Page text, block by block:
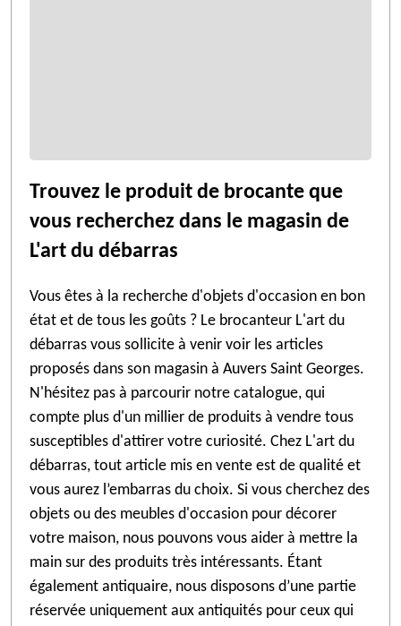
Trouvez le produit de brocante que
vous recherchez dans le magasin de
L'art du débarras
Vous êtes à la recherche d'objets d'occasion en bon
état et de tous les goûts ? Le brocanteur L'art du
débarras vous sollicite à venir voir les articles
proposés dans son magasin à Auvers Saint Georges.
N'hésitez pas à parcourir notre catalogue, qui
compte plus d'un millier de produits à vendre tous
susceptibles d'attirer votre curiosité. Chez L'art du
débarras, tout article mis en vente est de qualité et
vous aurez l’embarras du choix. Si vous cherchez des
objets ou des meubles d'occasion pour décorer
votre maison, nous pouvons vous aider à mettre la
main sur des produits très intéressants. Étant
également antiquaire, nous disposons d’une partie
réservée uniquement aux antiquités pour ceux qui